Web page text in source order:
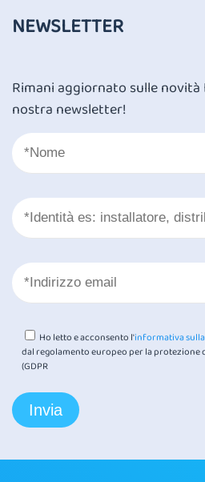
NEWSLETTER
Rimani aggiornato sulle novità
nostra newsletter!
Ho letto e acconsento l'informativa
dal regolamento europeo per la protezione
(GDPR